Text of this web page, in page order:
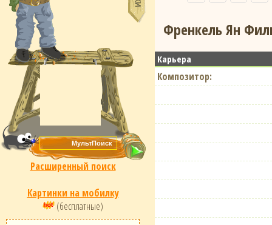
Расширенный поиск
Картинки на мобилку
(бесплатные)
Френкель Ян
Карьера
Композитор: